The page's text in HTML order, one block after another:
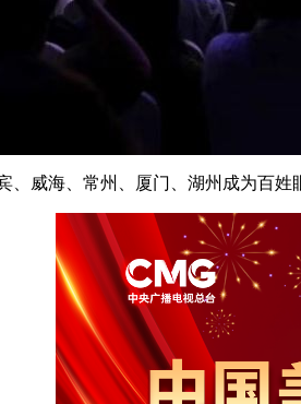
威海、常州、厦门、湖州成为百姓